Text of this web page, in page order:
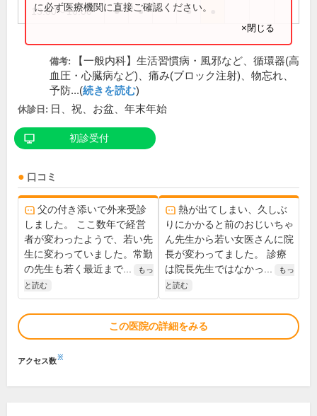
13:00～16:00 ● ● ●
に必ず医療機関に直接ご確認ください。
×閉じる
備考:
【一般内科】生活習慣病・風邪など、循環器(高
血圧・心臓病など)、痛み(ブロック注射)、物忘れ、
予防...(続きを読む)
休診日: 日、祝、お盆、年末年始
初診受付
口コミ
父の付き添いで外来受診
しました。 ここ数年で経営
者が変わったようで、若い先
生に変わっていました。常勤
の先生も若く最近まで...
もっ
と読む
熱が出てしまい、久しぶ
りにかかると前のおじいちゃ
ん先生から若い女医さんに院
長が変わってました。 診療
は院長先生ではなかっ...
もっ
と読む
この医院の詳細をみる
アクセス数※